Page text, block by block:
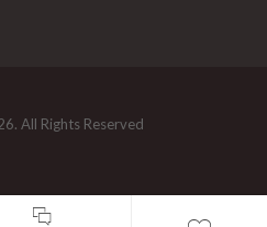
All Rights Reserved